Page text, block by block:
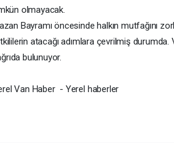
olmayacak.
Bayramı öncesinde halkın mutfağını
atacağı adımlara çevrilmiş
bulunuyor.
Van Haber - Yerel haberler